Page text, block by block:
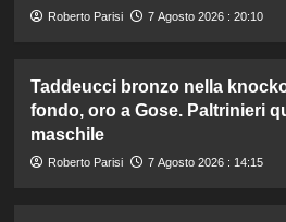
Roberto Parisi 7 Agosto 2026 : 20:10
Taddeucci bronzo nella
fondo, oro a Gose. Paltrinieri
maschile
Roberto Parisi 7 Agosto 2026 : 14:15